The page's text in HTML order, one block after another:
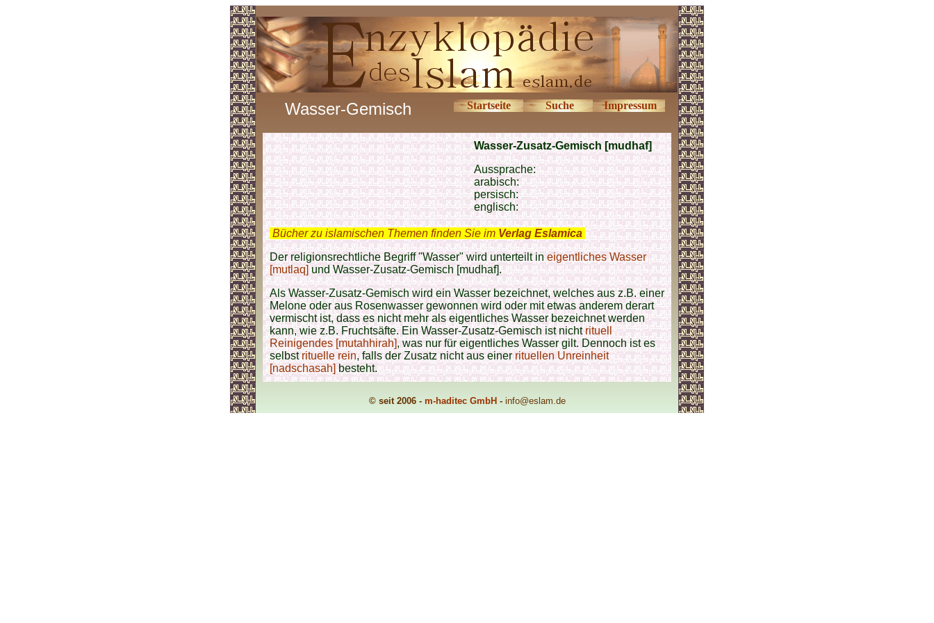
Wasser-Gemisch Startseite Suche Impressum
Wasser-Zusatz-Gemisch [mudhaf]
Aussprache:
arabisch:
persisch:
englisch:
Bücher zu islamischen Themen finden Sie im Verlag Eslamica
Der religionsrechtliche Begriff "Wasser" wird unterteilt ineigentliches Wasser
[mutlaq]und Wasser-Zusatz-Gemisch [mudhaf].
Als Wasser-Zusatz-Gemisch wird ein Wasser bezeichnet, welches aus z.B. einer
Melone oder aus Rosenwasser gewonnen wird oder mit etwas anderem derart
vermischt ist, dass es nicht mehr als eigentliches Wasser bezeichnet werden
kann, wie z.B. Fruchtsäfte. Ein Wasser-Zusatz-Gemisch ist nichtrituell
Reinigendes [mutahhirah], was nur für eigentliches Wasser gilt. Dennoch ist es
selbstrituelle rein, falls der Zusatz nicht aus einerrituellen Unreinheit
[nadschasah]besteht.
© seit 2006 - m-haditec GmbH - info@eslam.de